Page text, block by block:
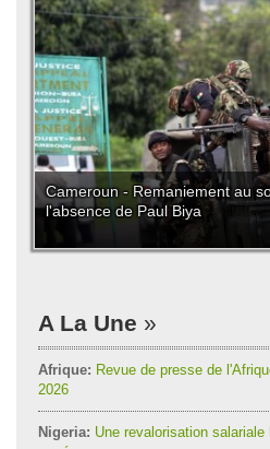
Cameroun - Remaniement au
l'absence de Paul Biya
A La Une
Afrique: Revue de presse de
2026
Nigeria: Une revalorisation